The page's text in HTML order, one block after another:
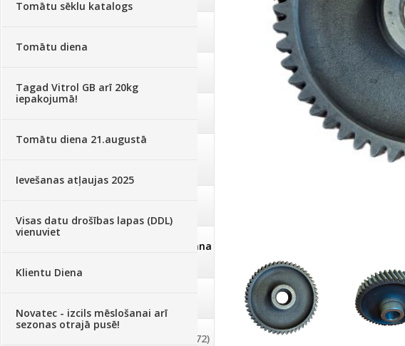
Tomātu sēklu katalogs
Tomātu diena
Tagad Vitrol GB arī 20kg
iepakojumā!
Tomātu diena 21.augustā
Ievešanas atļaujas 2025
Visas datu drošības lapas (DDL)
vienuviet
Klientu Diena
Novatec - izcils mēslošanai arī
sezonas otrajā pusē!
Dezinfekcija, tīrīšana, mazgāšana
(72)